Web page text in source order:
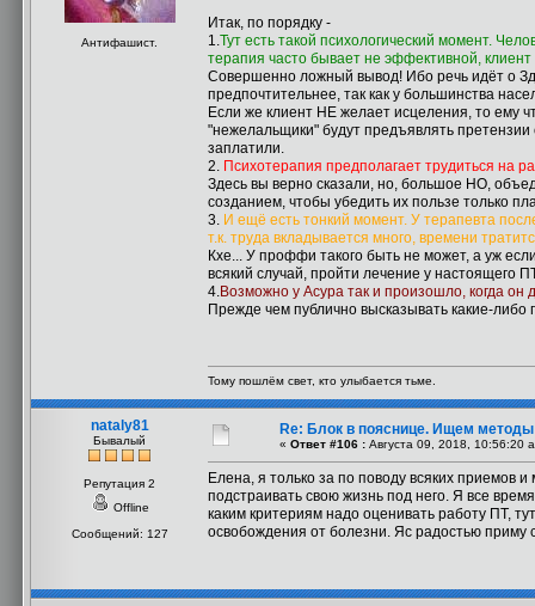
Антифашист.
Итак, по порядку -
1.Тут есть такой психологический момент.
терапия часто бывает не эффективной, клиент
Совершенно ложный вывод! Ибо речь идёт о
предпочтительнее, так как у большинства
Если же клиент НЕ желает исцеления, то ему
"нежелальщики" будут предъявлять
заплатили.
2. Психотерапия предполагает трудиться на
Здесь вы верно сказали, но, большое НО,
созданием, чтобы убедить их пользе только
3. И ещё есть тонкий момент. У терапевта
т.к. труда вкладывается много, времени
Кхе... У проффи такого быть не может, а уж
всякий случай, пройти лечение у настоящего
4.Возможно у Асура так и произошло, когда
Прежде чем публично высказывать какие-
Тому пошлём свет, кто улыбается тьме.
nataly81
Бывалый
Репутация 2
Offline
Сообщений: 127
Re: Блок в пояснице. Ищем методы
« Ответ #106 : Августа 09, 2018, 10:56:20
Елена, я только за по поводу всяких приемов
подстраивать свою жизнь под него. Я все
каким критериям надо оценивать работу ПТ,
освобождения от болезни. Яс радостью приму